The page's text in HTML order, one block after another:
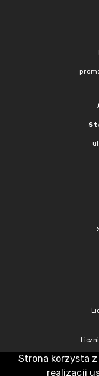
Strona korzysta
realizacji